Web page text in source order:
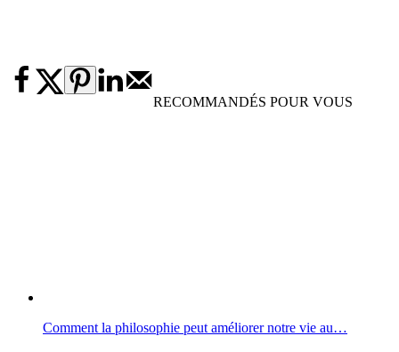
RECOMMANDÉS POUR VOUS
Comment la philosophie peut améliorer notre vie au…